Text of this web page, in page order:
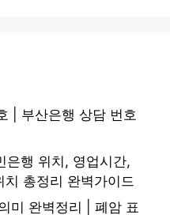
| 부산은행 상담 번호
은행 위치, 영업시간,
총정리 완벽가이드
미 완벽정리 | 폐암 표